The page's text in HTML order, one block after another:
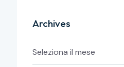
Archives